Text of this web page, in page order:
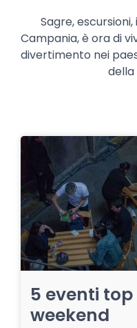
Sagre,
Campania, è ora di
divertimento nei
della
5 eventi
weekend